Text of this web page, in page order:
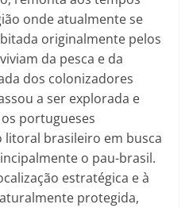
onde atualmente se
originalmente pelos
da pesca e da
dos colonizadores
a ser explorada e
portugueses
litoral brasileiro em busca
o pau-brasil.
estratégica e à
protegida,